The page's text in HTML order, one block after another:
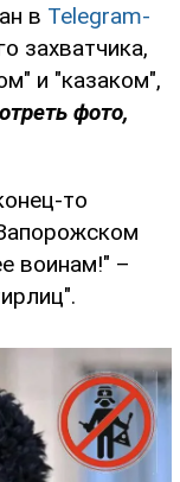
в Telegram-
захватчика,
и "казаком",
фото,
то
воинам!" –